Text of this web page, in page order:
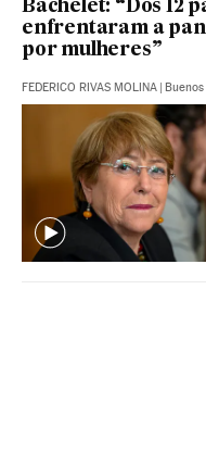
Bachelet: “Dos 12
enfrentaram a
por mulheres”
FEDERICO RIVAS MOLINA